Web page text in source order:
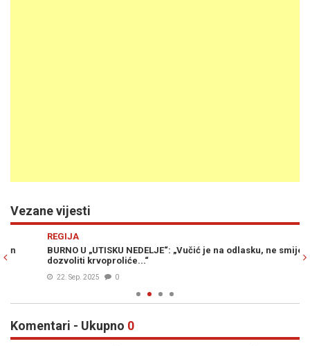
Vezane vijesti
BURNO U „UTISKU NEDELJE“: „Vučić je na odlasku, ne smijemo
dozvoliti krvoproliće...“
22. Sep. 2025 0
Komentari - Ukupno 0